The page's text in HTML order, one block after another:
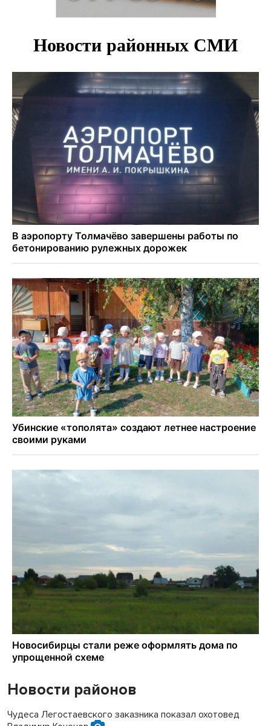
Новости районов
Чудеса Легостаевского заказника показал охотовед